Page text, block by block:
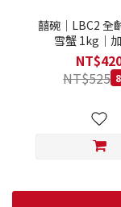
囍碗｜LBC2 全
雪蟹 1kg｜
Loveabowl 天然
公斤 成貓 無穀
NT$525